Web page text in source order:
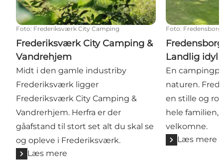
Foto: Frederiksværk City Camping
Frederiksværk City Camping &
Vandrehjem
Midt i den gamle industriby
Frederiksværk ligger
Frederiksværk City Camping &
Vandrerhjem. Herfra er der
gåafstand til stort set alt du skal se
og opleve i Frederiksværk.
Læs mere
Foto:
Landlig idyl
En
naturen.
en stille og
hele familien,
velkomne.
Læs mere